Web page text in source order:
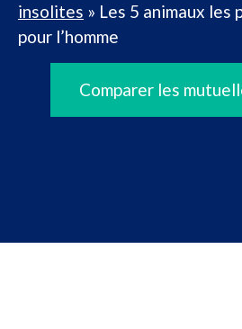
insolites » Les 5 animaux les
pour l’homme
Comparer les